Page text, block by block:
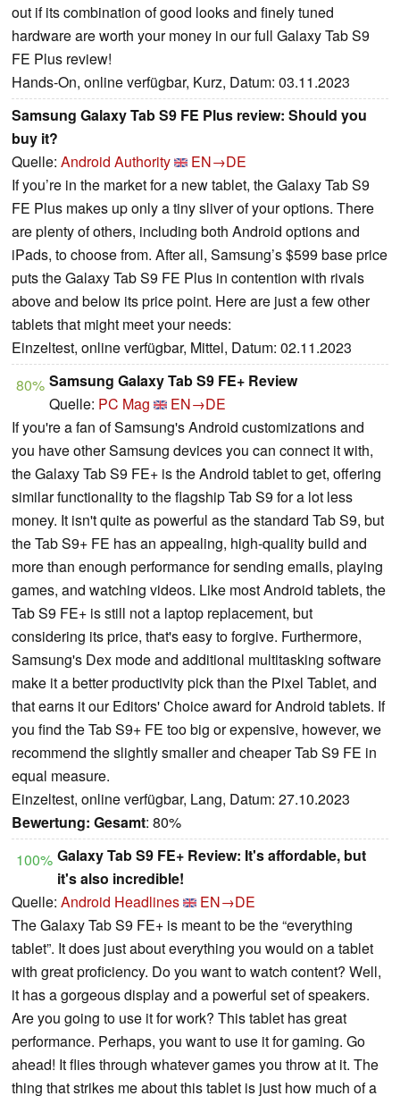
out if its combination of good looks and finely tuned
hardware are worth your money in our full Galaxy Tab S9
FE Plus review!
Hands-On, online verfügbar, Kurz, Datum: 03.11.2023
Samsung Galaxy Tab S9 FE Plus review: Should you
buy it?
Quelle: Android Authority
EN→DE
If you’re in the market for a new tablet, the Galaxy Tab S9
FE Plus makes up only a tiny sliver of your options. There
are plenty of others, including both Android options and
iPads, to choose from. After all, Samsung’s $599 base price
puts the Galaxy Tab S9 FE Plus in contention with rivals
above and below its price point. Here are just a few other
tablets that might meet your needs:
Einzeltest, online verfügbar, Mittel, Datum: 02.11.2023
80% Samsung Galaxy Tab S9 FE+ Review
Quelle: PC Mag
EN→DE
If you're a fan of Samsung's Android customizations and
you have other Samsung devices you can connect it with,
the Galaxy Tab S9 FE+ is the Android tablet to get, offering
similar functionality to the flagship Tab S9 for a lot less
money. It isn't quite as powerful as the standard Tab S9, but
the Tab S9+ FE has an appealing, high-quality build and
more than enough performance for sending emails, playing
games, and watching videos. Like most Android tablets, the
Tab S9 FE+ is still not a laptop replacement, but
considering its price, that's easy to forgive. Furthermore,
Samsung's Dex mode and additional multitasking software
make it a better productivity pick than the Pixel Tablet, and
that earns it our Editors' Choice award for Android tablets. If
you find the Tab S9+ FE too big or expensive, however, we
recommend the slightly smaller and cheaper Tab S9 FE in
equal measure.
Einzeltest, online verfügbar, Lang, Datum: 27.10.2023
Bewertung: Gesamt: 80%
100% Galaxy Tab S9 FE+ Review: It's affordable, but
it's also incredible!
Quelle: Android Headlines
EN→DE
The Galaxy Tab S9 FE+ is meant to be the “everything
tablet”. It does just about everything you would on a tablet
with great proficiency. Do you want to watch content? Well,
it has a gorgeous display and a powerful set of speakers.
Are you going to use it for work? This tablet has great
performance. Perhaps, you want to use it for gaming. Go
ahead! It flies through whatever games you throw at it. The
thing that strikes me about this tablet is just how much of a